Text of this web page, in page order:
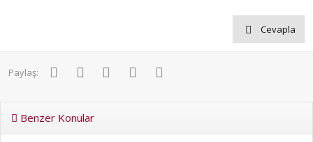
Cevapla
Paylaş: FacebookTwitter PinterestWhatsApp
Benzer Konular